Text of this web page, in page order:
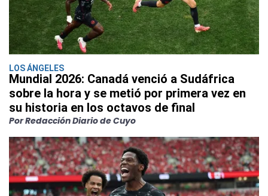
LOS ÁNGELES
Mundial 2026: Canadá venció a Sudáfrica
sobre la hora y se metió por primera vez en
su historia en los octavos de final
Por Redacción Diario de Cuyo